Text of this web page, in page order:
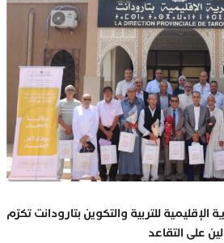
الإقليمية للتربية والتكوين بتارودانت تكرّم
على التقاعد